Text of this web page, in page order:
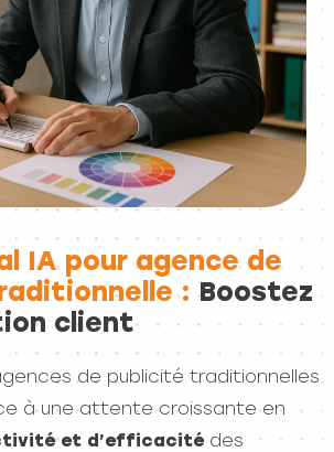
IA pour agence de
:Boostez
client
de publicité traditionnelles
à une attente croissante en
et d’efficacitédes